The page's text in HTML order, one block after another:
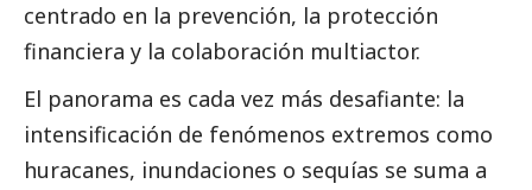
centrado en la prevención, la protección
financiera y la colaboración multiactor.
El panorama es cada vez más desafiante: la
intensificación de fenómenos extremos como
huracanes, inundaciones o sequías se suma a